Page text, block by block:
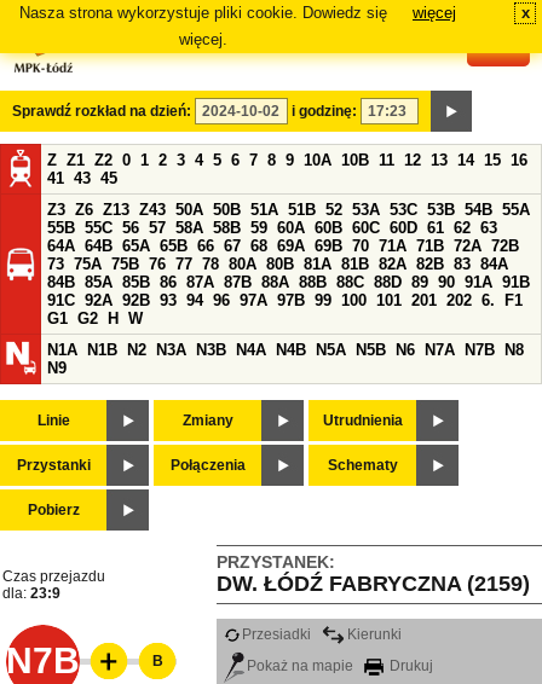
Nasza strona wykorzystuje pliki cookie. Dowiedz się
więcej.
więcej x
Sprawdź rozkład na dzień: i godzinę:
Z Z1 Z2 0 1 2 3 4 5 6 7 8 9 10A 10B 11 12 13 14 15 16
41 43 45
Z3 Z6 Z13 Z43 50A 50B 51A 51B 52 53A 53C 53B 54B 55A
55B 55C 56 57 58A 58B 59 60A 60B 60C 60D 61 62 63
64A 64B 65A 65B 66 67 68 69A 69B 70 71A 71B 72A 72B
73 75A 75B 76 77 78 80A 80B 81A 81B 82A 82B 83 84A
84B 85A 85B 86 87A 87B 88A 88B 88C 88D 89 90 91A 91B
91C 92A 92B 93 94 96 97A 97B 99 100 101 201 202 6.
F1
G1 G2 H
W
N1A
N1B N2 N3A N3B N4A N4B N5A N5B N6 N7A N7B
N8
N9
Linie Zmiany Utrudnienia
Przystanki Połączenia Schematy
Pobierz
PRZYSTANEK:
DW. ŁÓDŹ FABRYCZNA (2159)
Czas przejazdu
dla: 23:9
N7B
Przesiadki
Kierunki
Pokaż na mapie
Drukuj
B